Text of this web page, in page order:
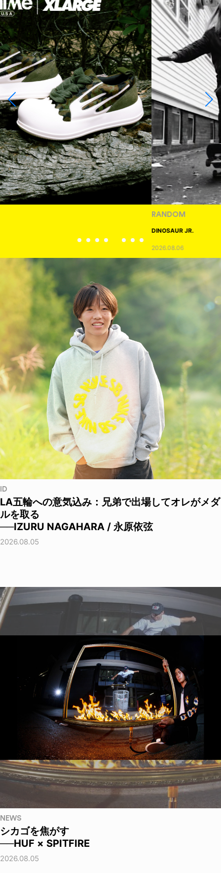
ID
LA五輪への意気込み：兄弟で出場してオレがメダ
ルを取る
──IZURU NAGAHARA / 永原依弦
2026.08.05
NEWS
シカゴを焦がす
──HUF × SPITFIRE
2026.08.05